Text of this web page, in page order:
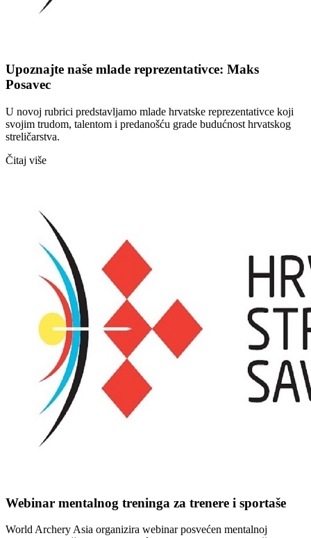
Upoznajte naše mlade reprezentativce: Maks
Posavec
U novoj rubrici predstavljamo mlade hrvatske reprezentativce koji
svojim trudom, talentom i predanošću grade budućnost hrvatskog
streličarstva.
Čitaj više
Webinar mentalnog treninga za trenere i sportaše
World Archery Asia organizira webinar posvećen mentalnoj